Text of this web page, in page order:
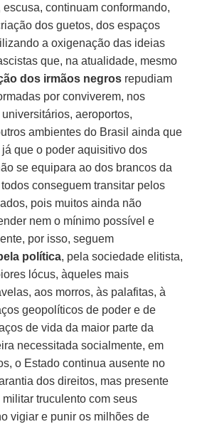
continuam conformando,
dos guetos, dos espaços
a oxigenação das ideias
que, na atualidade, mesmo
dos irmãos negros repudiam
por conviverem, nos
aeroportos,
ambientes do Brasil ainda que
que o poder aquisitivo dos
se equipara ao dos brancos da
conseguem transitar pelos
pois muitos ainda não
nem o mínimo possível e
por isso, seguem
política, pela sociedade elitista,
lócus, àqueles mais
aos morros, às palafitas, à
geopolíticos de poder e de
de vida da maior parte da
necessitada socialmente, em
o Estado continua ausente no
dos direitos, mas presente
truculento com seus
vigiar e punir os milhões de